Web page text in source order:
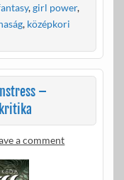
,girl power,
, középkori
–
a comment